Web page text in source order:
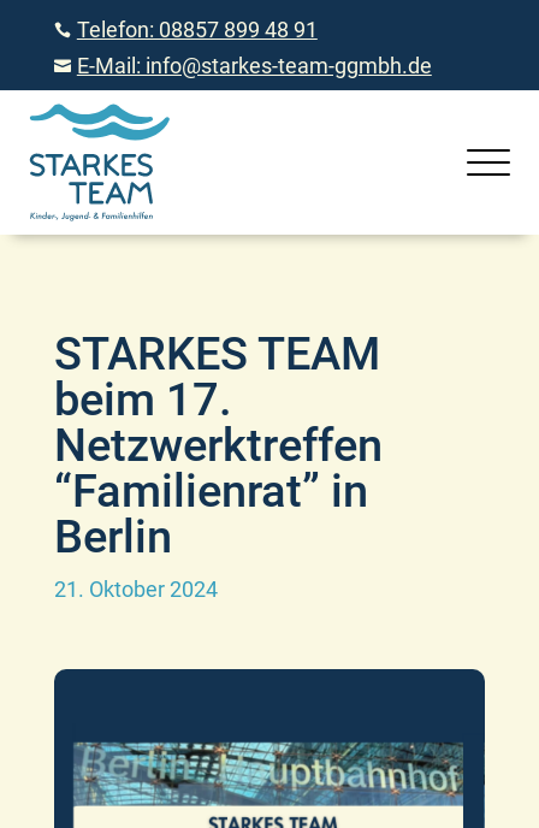
 Telefon: 08857 899 48 91
 E-Mail: info@starkes-team-ggmbh.de
STARKES TEAM
beim 17.
Netzwerktreffen
“Familienrat” in
Berlin
21. Oktober 2024